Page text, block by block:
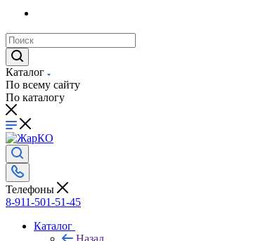
Каталог
По всему сайту
По каталогу
Телефоны
8-911-501-51-45
Каталог
Назад